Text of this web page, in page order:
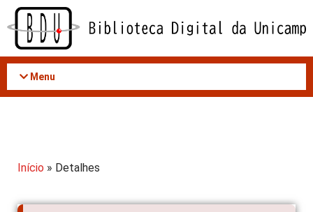
Acessar
conteúdo
Menu
Início » Detalhes